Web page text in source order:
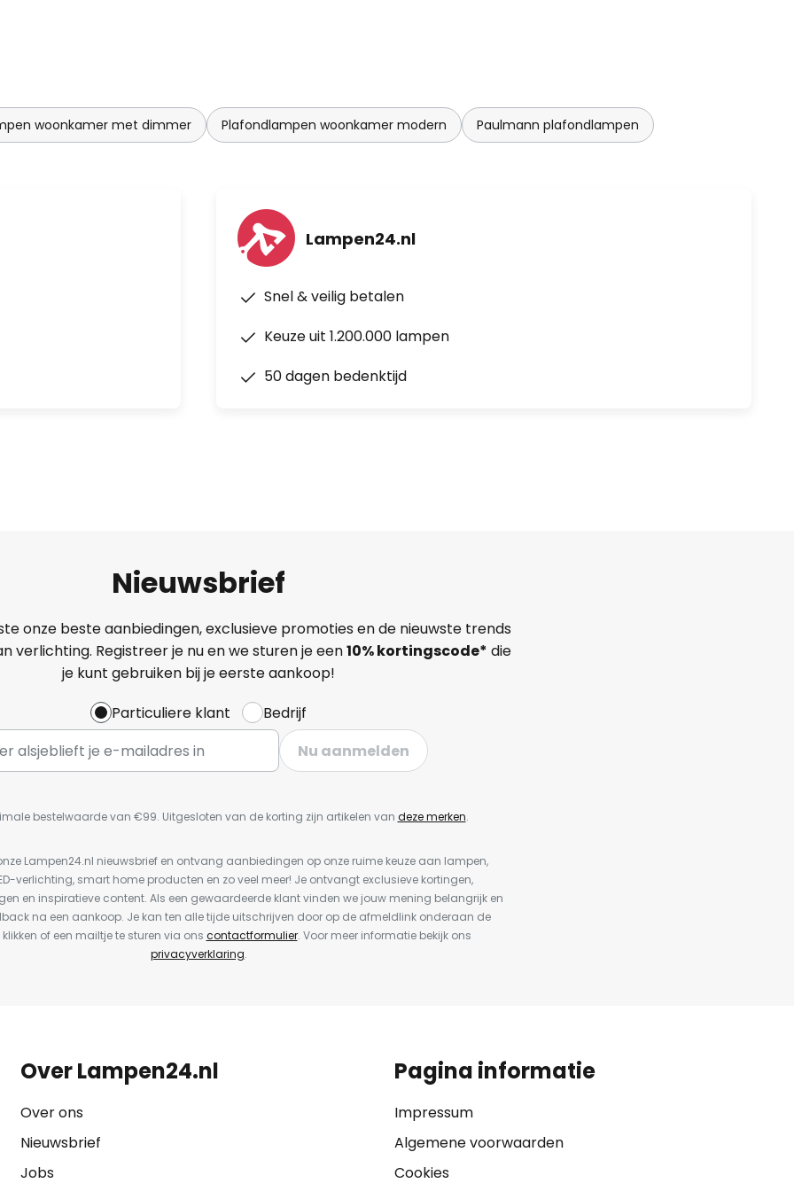
woonkamer met dimmer Plafondlampen woonkamer modern Paulmann plafondlampen
Lampen24.nl
Snel & veilig betalen
Keuze uit 1.200.000 lampen
50 dagen bedenktijd
Nieuwsbrief
onze beste aanbiedingen, exclusieve promoties en de nieuwste trends
verlichting. Registreer je nu en we sturen je een10% kortingscode* die
je kunt gebruiken bij je eerste aankoop!
Particuliere klant
Bedrijf
Nu aanmelden
bestelwaarde van €99. Uitgesloten van de korting zijn artikelen van deze merken.
Lampen24.nl nieuwsbrief en ontvang aanbiedingen op onze ruime keuze aan lampen,
verlichting, smart home producten en zo veel meer! Je ontvangt exclusieve kortingen,
en inspiratieve content. Als een gewaardeerde klant vinden we jouw mening belangrijk en
na een aankoop. Je kan ten alle tijde uitschrijven door op de afmeldlink onderaan de
of een mailtje te sturen via ons contactformulier. Voor meer informatie bekijk ons
privacyverklaring.
Over Lampen24.nl
Over ons
Nieuwsbrief
Jobs
Pagina informatie
Impressum
Algemene voorwaarden
Cookies